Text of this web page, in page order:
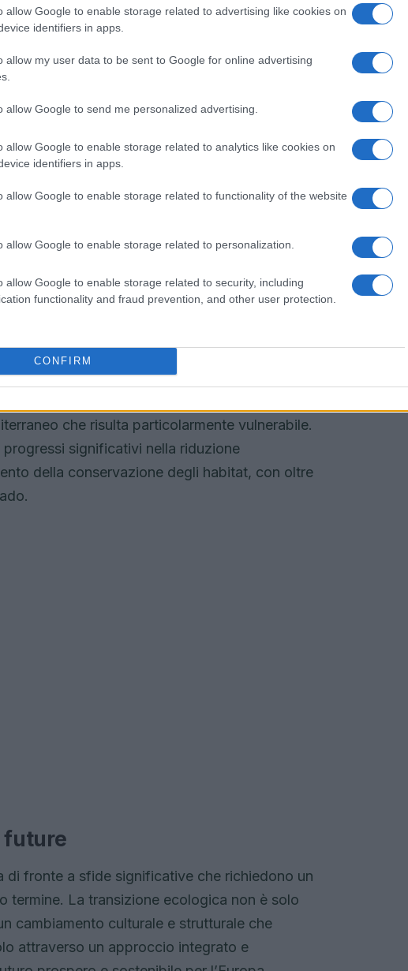
allow Google to enable storage related to advertising like cookies on
identifiers in apps.
allow my user data to be sent to Google for online advertising
allow Google to send me personalized advertising.
allow Google to enable storage related to analytics like cookies on
identifiers in apps.
allow Google to enable storage related to functionality of the website
allow Google to enable storage related to personalization.
allow Google to enable storage related to security, including
functionality and fraud prevention, and other user protection.
CONFIRM
stabilite. La situazione è particolarmente
stagnanti o in regressione. Questo scenario
costante e di interventi mirati per evitare il
nei trasporti
dei trasporti , responsabile del
l’obiettivo di riduzione del90%delle emissioni
sviluppo delle infrastrutture per i carburanti
politiche a Bruxelles suggeriscono un
di rivedere le scadenze per l’uscita dai
dellerisorse idriche. Sebbene l’indice di
del
che risulta particolarmente vulnerabile.
progressi significativi nella riduzione
della conservazione degli habitat, con oltre
future
di fronte a sfide significative che richiedono un
termine. La transizione ecologica non è solo
cambiamento culturale e strutturale che
attraverso un approccio integrato e